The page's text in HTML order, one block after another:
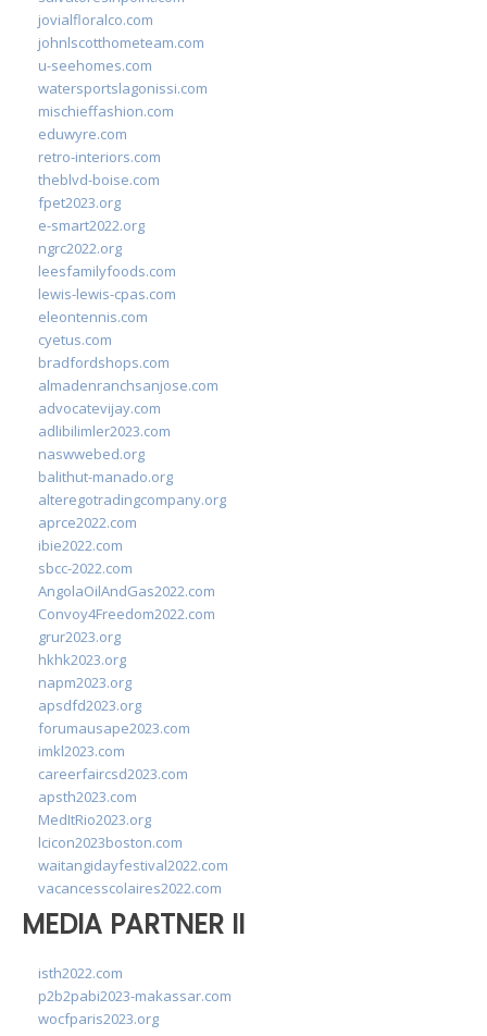
jovialfloralco.com
johnlscotthometeam.com
u-seehomes.com
watersportslagonissi.com
mischieffashion.com
eduwyre.com
retro-interiors.com
theblvd-boise.com
fpet2023.org
e-smart2022.org
ngrc2022.org
leesfamilyfoods.com
lewis-lewis-cpas.com
eleontennis.com
cyetus.com
bradfordshops.com
almadenranchsanjose.com
advocatevijay.com
adlibilimler2023.com
naswwebed.org
balithut-manado.org
alteregotradingcompany.org
aprce2022.com
ibie2022.com
sbcc-2022.com
AngolaOilAndGas2022.com
Convoy4Freedom2022.com
grur2023.org
hkhk2023.org
napm2023.org
apsdfd2023.org
forumausape2023.com
imkl2023.com
careerfaircsd2023.com
apsth2023.com
MedItRio2023.org
lcicon2023boston.com
waitangidayfestival2022.com
vacancesscolaires2022.com
MEDIA PARTNER II
isth2022.com
p2b2pabi2023-makassar.com
wocfparis2023.org